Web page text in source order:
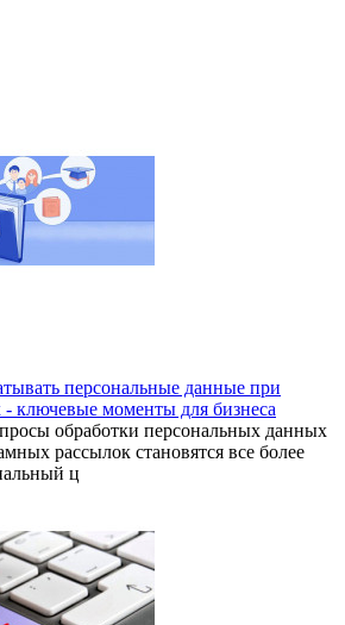
персональные данные при
ключевые моменты для бизнеса
обработки персональных данных
рассылок становятся все более
ц